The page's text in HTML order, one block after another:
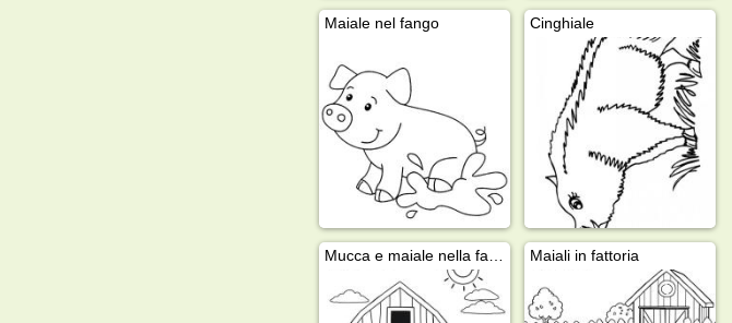
Maiale nel fango Cinghiale
Maiali in fattoria